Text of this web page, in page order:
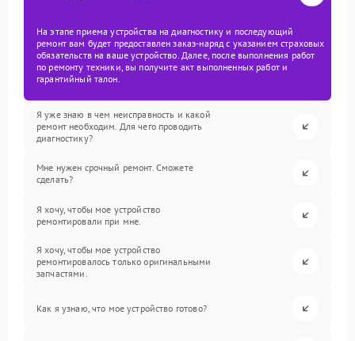
На этапе приема устройства на диагностику и последующий
ремонт вам будет предоставлен заказ-наряд с указанием страховых
обязательств на ваше устройство. Далее, после выполнения работ
по ремонту техники, вы получите акт выполненных работ и
гарантийный талон.
Я уже знаю в чем неисправность и какой
ремонт необходим. Для чего проводить
диагностику?
Мне нужен срочный ремонт. Сможете
сделать?
Я хочу, чтобы мое устройство
ремонтировали при мне.
Я хочу, чтобы мое устройство
ремонтировалось только оригинальными
запчастями.
Как я узнаю, что мое устройство готово?